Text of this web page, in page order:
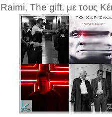
The gift, με τους